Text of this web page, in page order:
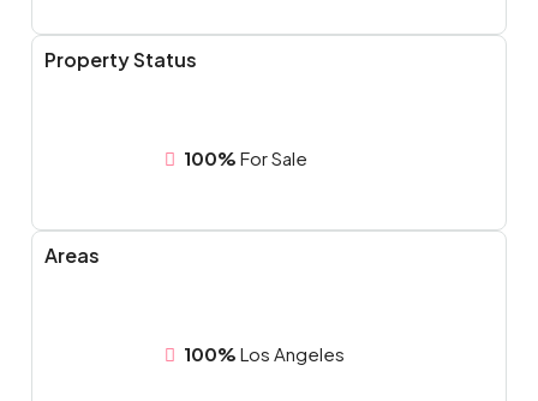
Property Status
100% For Sale
Areas
100% Los Angeles